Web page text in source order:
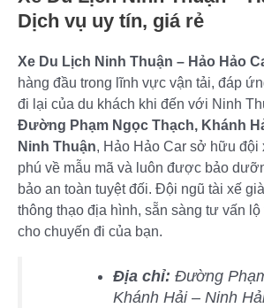
Dịch vụ uy tín, giá rẻ
Xe Du Lịch Ninh Thuận – Hảo Hảo
hàng đầu trong lĩnh vực vận tải, đáp
đi lại của du khách khi đến với Ninh
Đường Phạm Ngọc Thạch, Khánh
Ninh Thuận, Hảo Hảo Car sở hữu đội
phú về mẫu mã và luôn được bảo
bảo an toàn tuyệt đối. Đội ngũ tài xế
thông thạo địa hình, sẵn sàng tư vấn
cho chuyến đi của bạn.
Địa chỉ: Đường
Khánh Hải – Ninh